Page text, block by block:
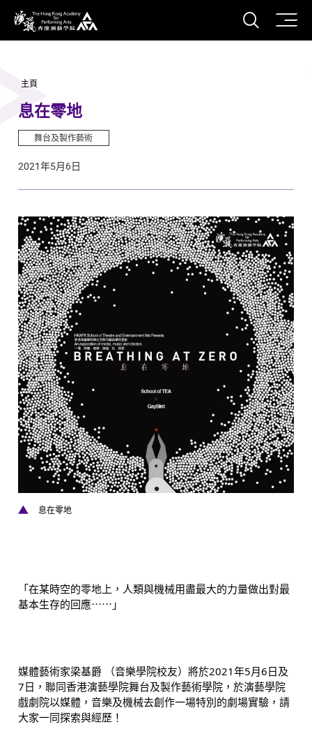
香港演藝學院
打開
主頁
息在零地
舞台及製作藝術
2021年5月6日
息在零地
「在某時空的零地上，人類與機械用盡最大的力量做出對最
基本生存的回應⋯⋯」
媒體藝術家梁基爵 （音樂學院校友）將於2021年5月6日及
7日，聯同香港演藝學院舞台及製作藝術學院，於演藝學院
戲劇院以媒體，音樂及機械去創作一場特別的劇場實驗，請
大家一同探索與經歷！